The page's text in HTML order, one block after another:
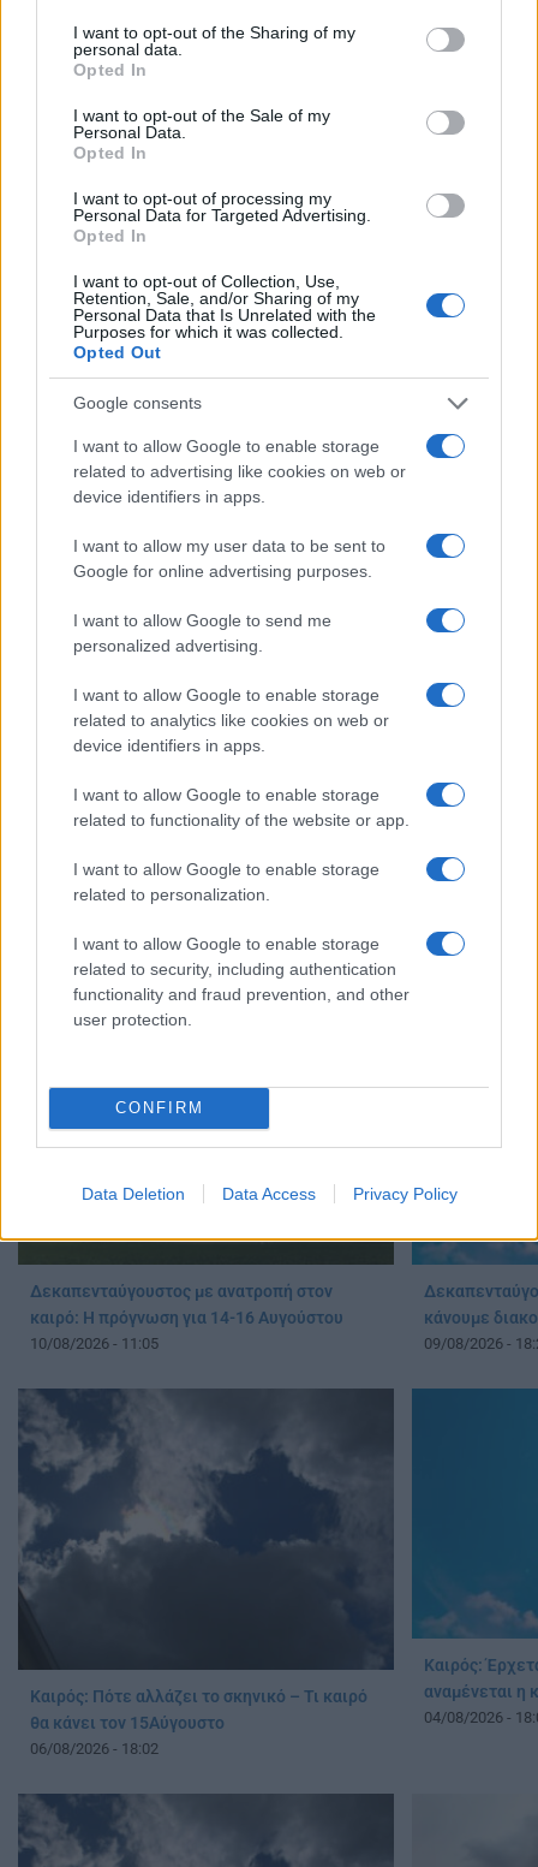
not limited to your visit or usage behaviour. You may click to
grant or deny consent to Google and its third-party tags to
use your data for below specified purposes in below Google
consent section.
I want to opt-out of the Sharing of my
personal data.
Opted In
I want to opt-out of the Sale of my
Personal Data.
Opted In
I want to opt-out of processing my
Personal Data for Targeted Advertising.
Opted In
I want to opt-out of Collection, Use,
Retention, Sale, and/or Sharing of my
Personal Data that Is Unrelated with the
Purposes for which it was collected.
Opted Out
Google consents
I want to allow Google to enable storage
related to advertising like cookies on web or
device identifiers in apps.
I want to allow my user data to be sent to
Google for online advertising purposes.
I want to allow Google to send me
personalized advertising.
I want to allow Google to enable storage
related to analytics like cookies on web or
device identifiers in apps.
I want to allow Google to enable storage
related to functionality of the website or app.
I want to allow Google to enable storage
related to personalization.
I want to allow Google to enable storage
related to security, including authentication
functionality and fraud prevention, and other
user protection.
CONFIRM
Data Deletion Data Access Privacy Policy
Ακολουθείστε το iPaideia.gr στο
TελευταίεςΕιδήσεις
Στην Κατηγορία:ΕΙΔΗΣΕΙΣ
ΚΑΚΟΚΑΙΡΙΑ ΚΑΥΣΩΝΑΣ
ΔΙΑΒΑΣΤΕ ΑΚΟΜΑ
Δεκαπενταύγουστος με ανατροπή στον
καιρό: Η πρόγνωση για 14-16 Αυγούστου
10/08/2026 - 11:05
κάνουμε
09/08/2026 -
Καιρός: Πότε αλλάζει το σκηνικό – Τι καιρό
θα κάνει τον 15Αύγουστο
06/08/2026 - 18:02
Καιρός:
αναμένεται
04/08/2026 -